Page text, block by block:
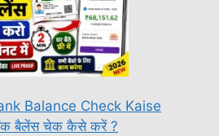
Balance Check Kaise
बैलेंस चेक कैसे करें ?